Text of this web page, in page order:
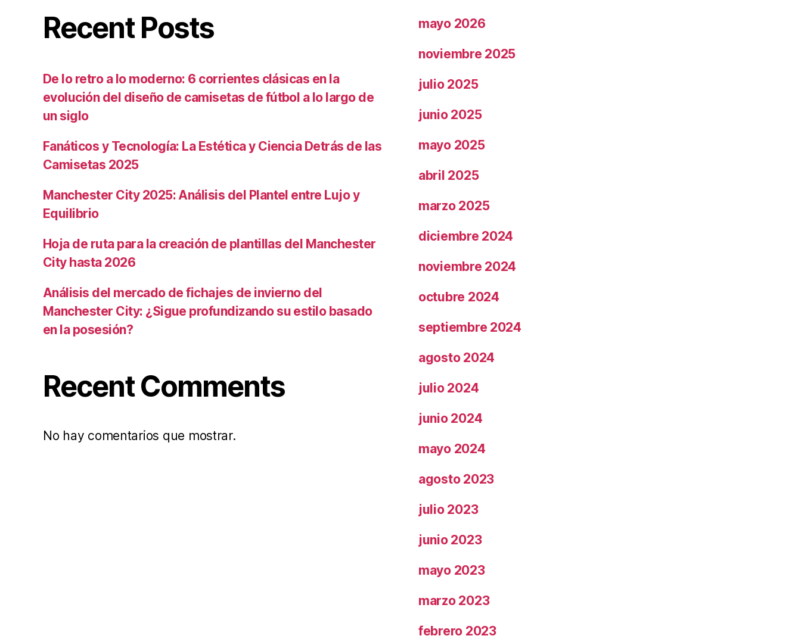
Recent Posts
De lo retro a lo moderno: 6 corrientes clásicas en la
evolución del diseño de camisetas de fútbol a lo largo de
un siglo
Fanáticos y Tecnología: La Estética y Ciencia Detrás de las
Camisetas 2025
Manchester City 2025: Análisis del Plantel entre Lujo y
Equilibrio
Hoja de ruta para la creación de plantillas del Manchester
City hasta 2026
Análisis del mercado de fichajes de invierno del
Manchester City: ¿Sigue profundizando su estilo basado
en la posesión?
Recent Comments
No hay comentarios que mostrar.
mayo 2026
noviembre 2025
julio 2025
junio 2025
mayo 2025
abril 2025
marzo 2025
diciembre 2024
noviembre 2024
octubre 2024
septiembre 2024
agosto 2024
julio 2024
junio 2024
mayo 2024
agosto 2023
julio 2023
junio 2023
mayo 2023
marzo 2023
febrero 2023